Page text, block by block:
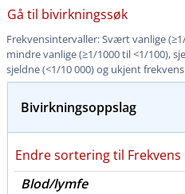
Gå til bivirkningssøk
Frekvensintervaller: Svært vanlige
mindre vanlige (≥1/1000 til <1​/​100),
sjeldne (<1/10 000) og ukjent
Bivirkningsoppslag
Endre sortering til Frekvens
Blod​/​lymfe